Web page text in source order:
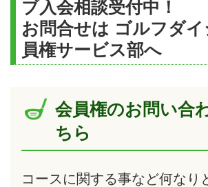
ブ入会相談受付中！
お問合せは ゴルフダ
員権サービス部へ
会員権のお問い合
ちら
コースに関する事など何なり